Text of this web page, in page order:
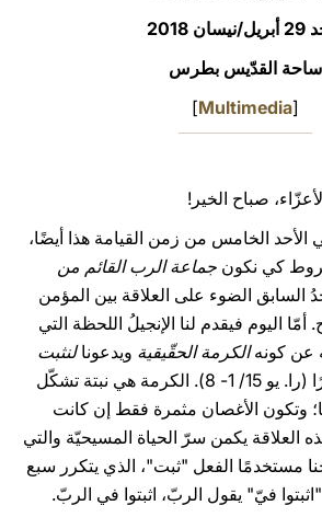
2018
ساحة القدّيس بطرس
[
Multimedia
]
صباح الخير!
الأحد الخامس من زمن القيامة هذا أيضًا،
كي نكون جماعة الرب القائم من
السابق الضوء على العلاقة بين المؤمن
اليوم فيقدم لنا الإنجيلُ اللحظة التي
عن كونهالكرمة الحقّيقية ويدعونالنثبت
كي نثمر ثمرًا كثيرًا (را. يو 15/ 1- 8). الكرمة هي نبتة تشكّل
وتكون الأغصان مثمرة فقط إن كانت
العلاقة يكمن سرّ الحياة المسيحيّة والتي
مستخدمًا الفعل "ثبت"، الذي يتكرر سبع
فيّ" يقول الربّ، اثبتوا في الربّ.